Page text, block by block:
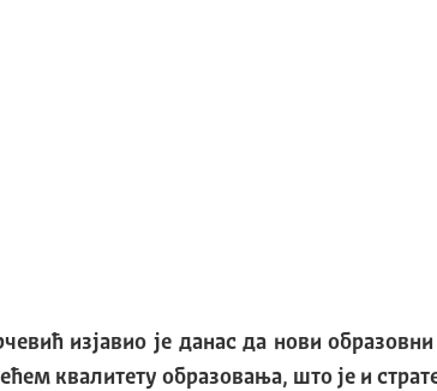
изјавио је данас да нови
квалитету образовања, што је и